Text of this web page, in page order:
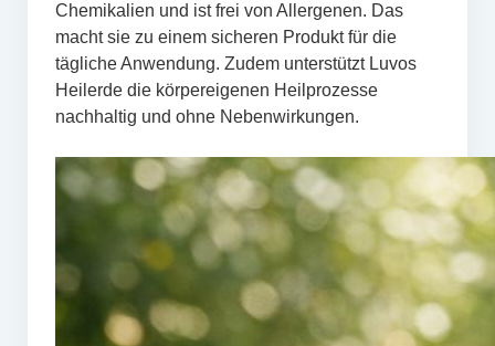
Chemikalien und ist frei von Allergenen. Das
macht sie zu einem sicheren Produkt für die
tägliche Anwendung. Zudem unterstützt Luvos
Heilerde die körpereigenen Heilprozesse
nachhaltig und ohne Nebenwirkungen.